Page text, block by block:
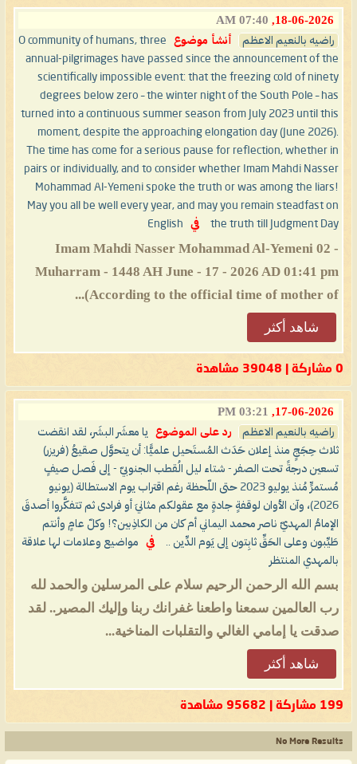
18-06-2026,
07:40 AM
راضيه بالنعيم الاعظم أنشأ موضوع
O community of humans, three
annual-pilgrimages have passed since the announcement of the
scientifically impossible event: that the freezing cold of ninety
degrees below zero – the winter night of the South Pole – has
turned into a continuous summer season from July 2023 until this
moment, despite the approaching elongation day (June 2026).
The time has come for a serious pause for reflection, whether in
pairs or individually, and to consider whether Imam Mahdi Nasser
Mohammad Al-Yemeni spoke the truth or was among the liars!
May you all be well every year, and may you remain steadfast on
the truth till Judgment Day
في English
Imam Mahdi Nasser Mohammad Al-Yemeni 02 -
Muharram - 1448 AH June - 17 - 2026 AD 01:41 pm
(According to the official time of mother of...
شاهد أكثر
0 مشاركة | 39048 مشاهدة
17-06-2026,
03:21 PM
راضيه بالنعيم الاعظم رد على الموضوع
يا معشَر البشَر، لقد انقضت
ثلاث حِجَجٍ منذ إعلان حَدَث المُستَحيل علميًّا: أن يتحوَّل صقيعُ (فريزر)
تسعين درجةً تحت الصفر - شتاء ليل الُقطب الجنوبيّ - إلى فَصل صيفٍ
مُستمرٍّ مُنذ يوليو 2023 حتى اللّحظة رغم اقتراب يوم الاستطالة (يونيو
2026)، وآن الأوان لوقفةٍ جادةٍ مع عقولكم مثانيَ أو فرادى ثم تتفكَّروا أصدقَ
الإمامُ المهديّ ناصر محمد اليماني أم كان من الكاذِبين؟! وكلّ عامٍ وأنتم
طَيِّبون وعلى الحَقِّ ثابِتون إلى يَوم الدِّين ..
في
مواضيع وعلامات لها علاقة
بالمهدي المنتظر
بسم الله الرحمن الرحيم سلام على المرسلين والحمد لله
رب العالمين سمعنا واطعنا غفرانك ربنا وإليك المصير.. لقد
صدقت يا إمامي الغالي والتقلبات المناخية...
شاهد أكثر
199 مشاركة | 95682 مشاهدة
No More Results